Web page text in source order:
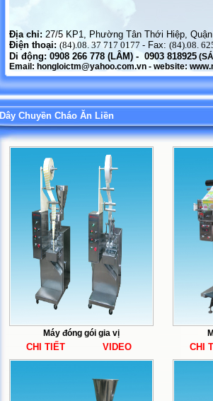
Địa chỉ: 27/5 KP1, Phường Tân Thới Hiệp,
Điện thoại: (84).08. 37 717 0177 - Fax: (84).08.
Di động: 0908 266 778 (LÂM) - 0903 818925
Email: hongloictm@yahoo.com.vn - website:
Dây Chuyền Cháo Ăn Liền
Máy đóng gói gia vị
CHI TIẾT VIDEO CHI